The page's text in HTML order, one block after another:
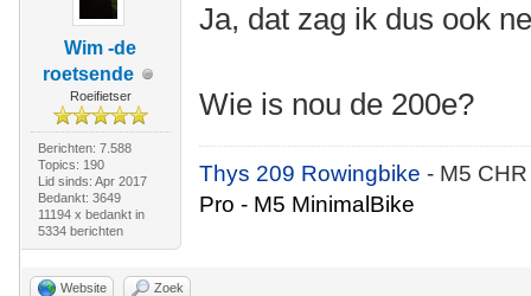
Wim -de
roetsende
Roeifietser
Berichten: 7.588
Topics: 190
Lid sinds: Apr 2017
Bedankt: 3649
11194 x bedankt in
5334 berichten
Ja, dat zag ik dus ook
Wie is nou de 200e?
Thys 209 Rowingbike- M5
Pro - M5 MinimalBike
Website Zoek